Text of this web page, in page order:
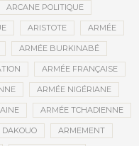
ARCANE POLITIQUE
ARISTOTE ARMÉE
ARMÉE BURKINABÉ
ARMÉE FRANÇAISE
ARMÉE NIGÉRIANE
ARMÉE TCHADIENNE
DAKOUO ARMEMENT